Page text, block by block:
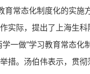
育常态化制度化的实施
实际，提出了上海生科
学一做”学习教育常态化
措。汤伯伟表示，贯彻